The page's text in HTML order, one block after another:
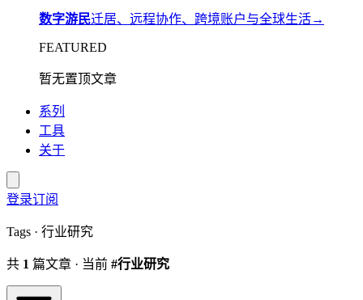
数字游民迁居、远程协作、跨境账户与全球生活→
FEATURED
暂无置顶文章
系列
工具
关于
登录订阅
Tags · 行业研究
共 1 篇文章 · 当前 #行业研究